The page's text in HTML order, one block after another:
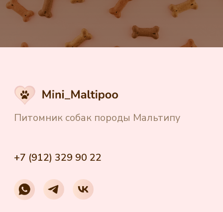
Политика в отношении обработки
персональных данных
Создание и продвижение сайта
"Shtabkin PRO"